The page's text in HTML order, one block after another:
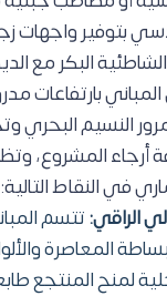
بتوفير واجهات
البكر مع
بارتفاعات
النسيم البحري
المشروع،
في النقاط التالية:
الراقي:تتسم
المعاصرة
لمنح المنتجع